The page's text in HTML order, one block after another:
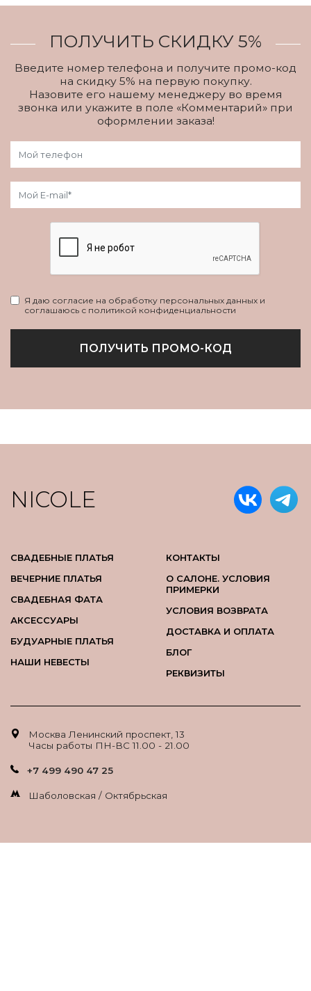
ПОЛУЧИТЬ СКИДКУ 5%
Введите номер телефона и получите промо-код
на скидку 5% на первую покупку.
Назовите его нашему менеджеру во время
звонка или укажите в поле «Комментарий» при
оформлении заказа!
Я даю согласие на обработку персональных данных и
соглашаюсь с политикой конфиденциальности
ПОЛУЧИТЬ ПРОМО-КОД
NICOLE
СВАДЕБНЫЕ ПЛАТЬЯ
ВЕЧЕРНИЕ ПЛАТЬЯ
СВАДЕБНАЯ ФАТА
АКСЕССУАРЫ
БУДУАРНЫЕ ПЛАТЬЯ
НАШИ НЕВЕСТЫ
КОНТАКТЫ
О САЛОНЕ. УСЛОВИЯ
ПРИМЕРКИ
УСЛОВИЯ ВОЗВРАТА
ДОСТАВКА И ОПЛАТА
БЛОГ
РЕКВИЗИТЫ
Москва Ленинский проспект, 13
Часы работы ПН-ВС 11.00 - 21.00
+7 499 490 47 25
Шаболовская / Октябрьская